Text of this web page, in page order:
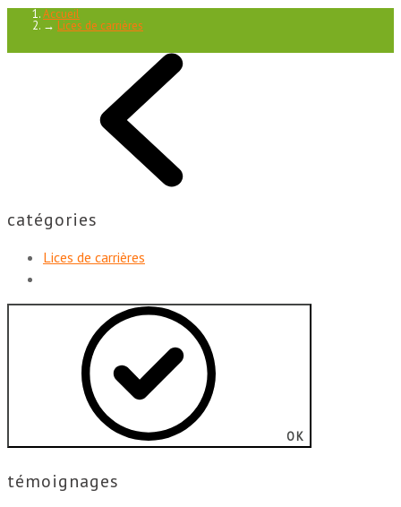
Accueil
→ Lices de carrières
catégories
Lices de carrières
OK
témoignages